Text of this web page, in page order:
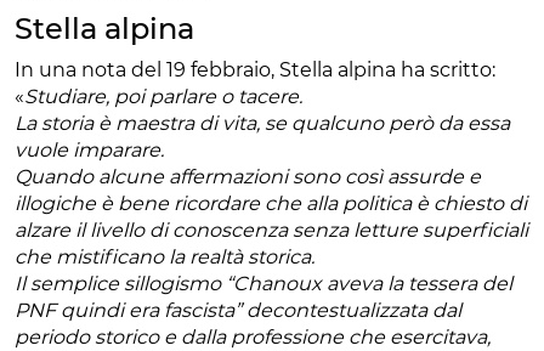
Stella alpina
In una nota del 19 febbraio, Stella alpina ha scritto:
«Studiare, poi parlare o tacere.
La storia è maestra di vita, se qualcuno però da essa
vuole imparare.
Quando alcune affermazioni sono così assurde e
illogiche è bene ricordare che alla politica è chiesto di
alzare il livello di conoscenza senza letture superficiali
che mistificano la realtà storica.
Il semplice sillogismo “Chanoux aveva la tessera del
PNF quindi era fascista” decontestualizzata dal
periodo storico e dalla professione che esercitava,